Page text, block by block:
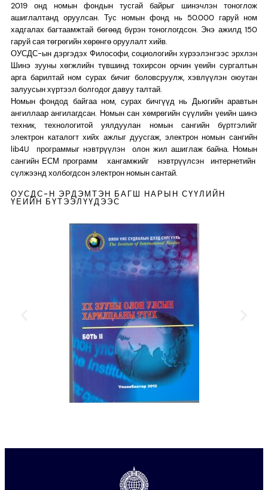
2019 онд номын фондын тусгай байрыг шинэчлэн тоноглож
ашиглалтанд оруулсан. Тус номын фонд нь 50.000 гаруй ном
хадгалах багтаамжтай бөгөөд бүрэн тоноглогдсон. Энэ ажилд 150
гаруй сая төгрөгийн хөрөнгө оруулалт хийв.
ОУСДС-ын дэргэдэх Философи, социологийн хүрээлэнгээс эрхлэн
Шинэ зууны хөгжлийн түвшинд тохирсон орчин үеийн сургалтын
арга барилтай ном сурах бичиг боловсруулж, хэвлүүлэн оюутан
залуусын хүртээл болгодог давуу талтай.
Номын фондод байгаа ном, сурах бичгүүд нь Дьюгийн аравтын
ангиллаар ангилагдсан. Номын сан хөмрөгийн сүүлийн үеийн шинэ
техник, технологитой уялдуулан номын сангийн бүртгэлийг
электрон каталогт хийх ажлыг дуусгаж, электрон номын сангийн
lib4U программыг нэвтрүүлэн олон жил ашиглаж байна. Номын
сангийн ЕСМ программ хангамжийг нэвтрүүлсэн интернетийн
сүлжээнд холбогдсон электрон номын сантай.
ОУСДС-Н ЭРДЭМТЭН БАГШ НАРЫН СҮҮЛИЙН
ҮЕИЙН БҮТЭЭЛҮҮДЭЭС